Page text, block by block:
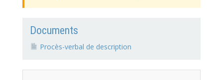
Documents
Procès-verbal de description